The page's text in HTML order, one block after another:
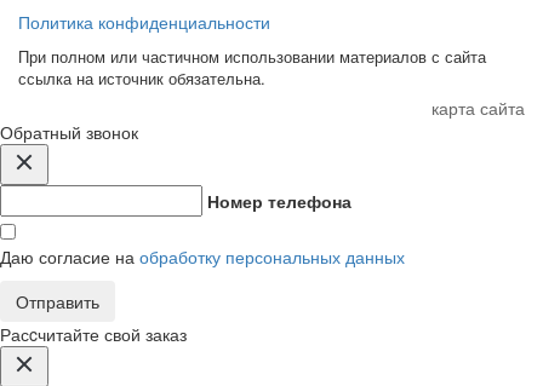
Политика конфиденциальности
При полном или частичном использовании материалов с сайта
ссылка на источник обязательна.
карта сайта
Обратный звонок
Номер телефона
Даю согласие на обработку персональных данных
Отправить
Расcчитайте свой заказ